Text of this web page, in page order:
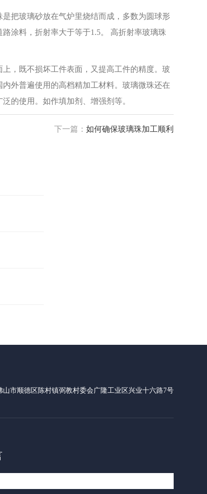
把玻璃砂放在气炉里烧结而成，多数为圆球形
涂料，折射率大于等于1.5。 高折射率玻璃珠
，既不损坏工件表面，又提高工件的精度。玻
外普遍使用的高档精加工材料。玻璃微珠还在
的使用。如作填加剂、增强剂等。
下一篇： 如何确保玻璃珠加工顺利
山市顺德区陈村镇弼教村委会广隆工业区兴业十六路7号